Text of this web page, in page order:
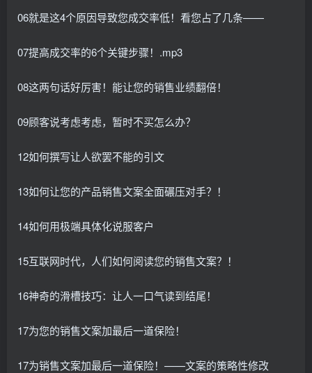
06就是这4个原因导致您成交率低！看您占了几条——
07提高成交率的6个关键步骤！.mp3
08这两句话好厉害！能让您的销售业绩翻倍！
09顾客说考虑考虑，暂时不买怎么办？
12如何撰写让人欲罢不能的引文
13如何让您的产品销售文案全面碾压对手？！
14如何用极端具体化说服客户
15互联网时代，人们如何阅读您的销售文案？！
16神奇的滑槽技巧：让人一口气读到结尾！
17为您的销售文案加最后一道保险！
17为销售文案加最后一道保险！——文案的策略性修改